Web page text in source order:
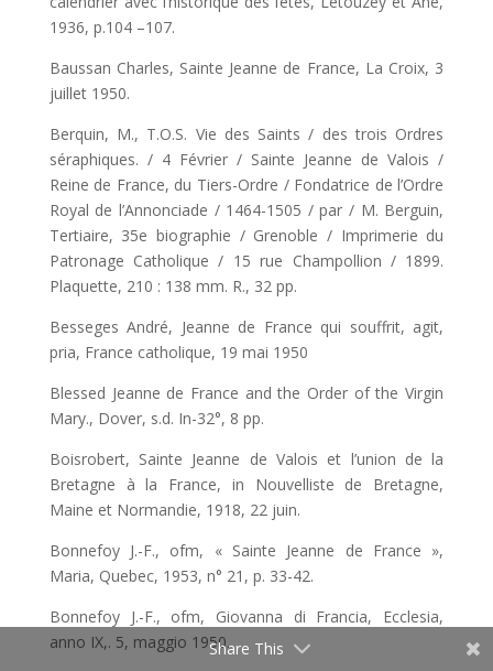
1936, p.104 –107.
Baussan Charles, Sainte Jeanne de France, La Croix, 3
juillet 1950.
Berquin, M., T.O.S. Vie des Saints / des trois Ordres
séraphiques. / 4 Février / Sainte Jeanne de Valois /
Reine de France, du Tiers-Ordre / Fondatrice de l’Ordre
Royal de l’Annonciade / 1464-1505 / par / M. Berguin,
Tertiaire, 35e biographie / Grenoble / Imprimerie du
Patronage Catholique / 15 rue Champollion / 1899.
Plaquette, 210 : 138 mm. R., 32 pp.
Besseges André, Jeanne de France qui souffrit, agit,
pria, France catholique, 19 mai 1950
Blessed Jeanne de France and the Order of the Virgin
Mary., Dover, s.d. In-32°, 8 pp.
Boisrobert, Sainte Jeanne de Valois et l’union de la
Bretagne à la France, in Nouvelliste de Bretagne,
Maine et Normandie, 1918, 22 juin.
Bonnefoy J.-F., ofm, « Sainte Jeanne de France »,
Maria, Quebec, 1953, n° 21, p. 33-42.
Bonnefoy J.-F., ofm, Giovanna di Francia, Ecclesia,
anno IX,. 5, maggio 1950.Share This